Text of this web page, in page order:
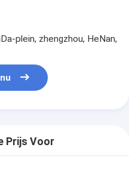
plein, zhengzhou, HeNan,
Prijs Voor